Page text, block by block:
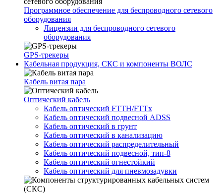
Программное обеспечение для беспроводного сетевого
оборудования
Лицензии для беспроводного сетевого
оборудования
GPS-трекеры
Кабельная продукция, СКС и компоненты ВОЛС
Кабель витая пара
Оптический кабель
Кабель оптический FTTH/FTTx
Кабель оптический подвесной ADSS
Кабель оптический в грунт
Кабель оптический в канализацию
Кабель оптический распределительный
Кабель оптический подвесной, тип-8
Кабель оптический огнестойкий
Кабель оптический для пневмозадувки